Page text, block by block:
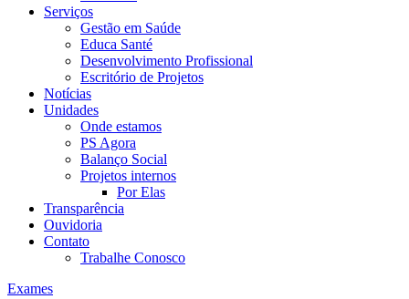
Serviços
Gestão em Saúde
Educa Santé
Desenvolvimento Profissional
Escritório de Projetos
Notícias
Unidades
Onde estamos
PS Agora
Balanço Social
Projetos internos
Por Elas
Transparência
Ouvidoria
Contato
Trabalhe Conosco
Exames